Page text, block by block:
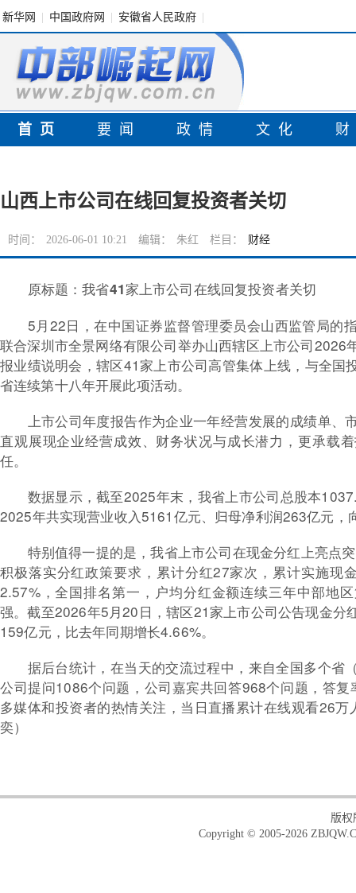
新华网 中国政府网 安徽省人民政府
首页 要闻 政情 文化
山西上市公司在线回复投资者关切
时间： 2026-06-01 10:21 编辑： 朱红 栏目： 财经
原标题：我省41家上市公司在线回复投资者关切
5月22日，在中国证券监督管理委员会山西监管局的
联合深圳市全景网络有限公司举办山西辖区上市公司2026
报业绩说明会，辖区41家上市公司高管集体上线，与全国
省连续第十八年开展此项活动。
上市公司年度报告作为企业一年经营发展的成绩单、
直观展现企业经营成效、财务状况与成长潜力，更承载
任。
数据显示，截至2025年末，我省上市公司总股本
2025年共实现营业收入5161亿元、归母净利润263亿元，
特别值得一提的是，我省上市公司在现金分红上亮点
积极落实分红政策要求，累计分红27家次，累计实施现
2.57%，全国排名第一，户均分红金额连续三年中部地
强。截至2026年5月20日，辖区21家上市公司公告现金分
159亿元，比去年同期增长4.66%。
据后台统计，在当天的交流过程中，来自全国多个省
公司提问1086个问题，公司嘉宾共回答968个问题，答
多媒体和投资者的热情关注，当日直播累计在线观看26
奕）
版权
Copyright © 2005-2026